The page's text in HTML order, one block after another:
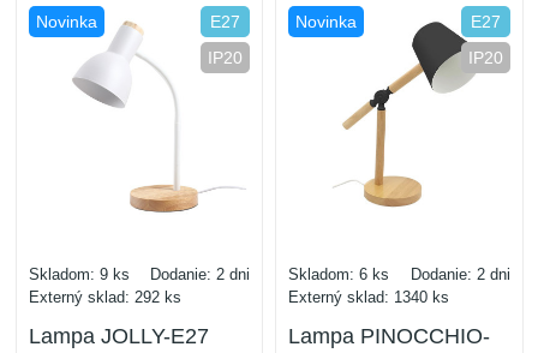
Novinka
E27
IP20
Skladom: 9 ks
Dodanie: 2 dni
Externý sklad: 292 ks
Lampa JOLLY-E27
Novinka
E27
IP20
Skladom: 6 ks
Dodanie: 2 dni
Externý sklad: 1340 ks
Lampa PINOCCHIO-